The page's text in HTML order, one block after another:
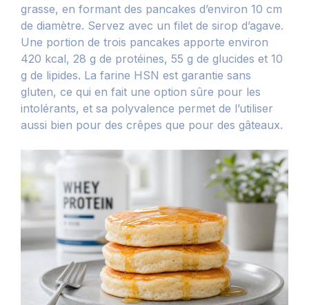
grasse, en formant des pancakes d’environ 10 cm
de diamètre. Servez avec un filet de sirop d’agave.
Une portion de trois pancakes apporte environ
420 kcal, 28 g de protéines, 55 g de glucides et 10
g de lipides. La farine HSN est garantie sans
gluten, ce qui en fait une option sûre pour les
intolérants, et sa polyvalence permet de l’utiliser
aussi bien pour des crêpes que pour des gâteaux.